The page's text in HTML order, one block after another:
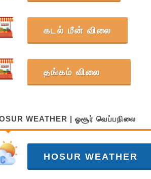
கடல் மீன் விலை
தங்கம் விலை
WEATHER | ஓசூர் வெப்பநிலை
HOSUR WEATHER